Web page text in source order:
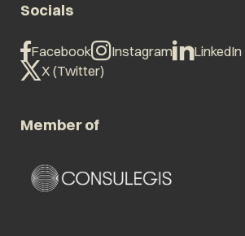
Socials
Facebook Instagram
LinkedIn
X (Twitter)
Member of